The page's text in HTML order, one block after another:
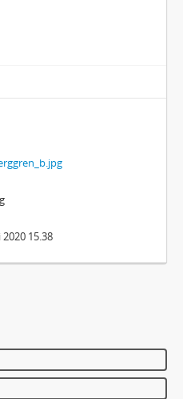
15.38